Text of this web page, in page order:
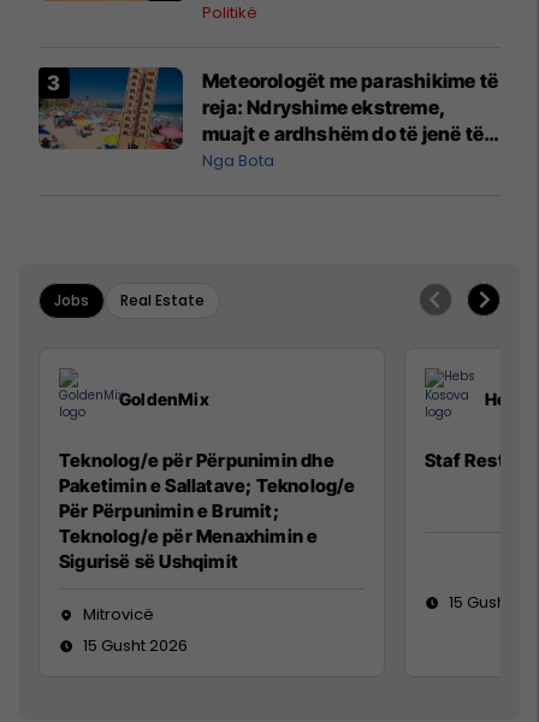
Politikë
Meteorologët me parashikime të
reja: Ndryshime ekstreme,
muajt e ardhshëm do të jenë të
pazakontë
Nga Bota
Jobs Real Estate
GoldenMix
Teknolog/e për Përpunimin dhe
Paketimin e Sallatave; Teknolog/e
Për Përpunimin e Brumit;
Teknolog/e për Menaxhimin e
Sigurisë së Ushqimit
Mitrovicë
15 Gusht 2026
Hebs
Staf
15 Gusht